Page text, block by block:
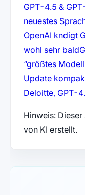
GPT-4.5 &
neuestes
OpenAI kndigt
wohl sehr bald
“größtes
Update
Deloitte, GPT-
Hinweis:
von KI erstellt.